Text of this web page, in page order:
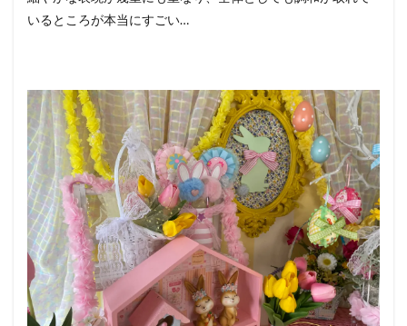
いるところが本当にすごい…